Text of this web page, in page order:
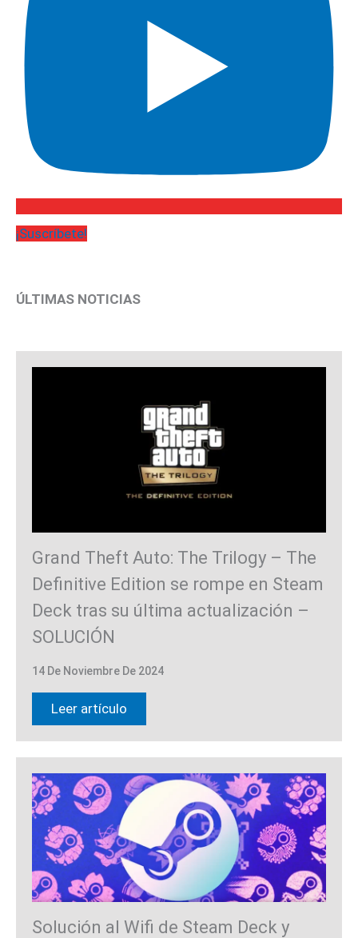
¡Suscríbete!
ÚLTIMAS NOTICIAS
Grand Theft Auto: The Trilogy – The
Definitive Edition se rompe en Steam
Deck tras su última actualización –
SOLUCIÓN
14 De Noviembre De 2024
Leer artículo
Solución al Wifi de Steam Deck y